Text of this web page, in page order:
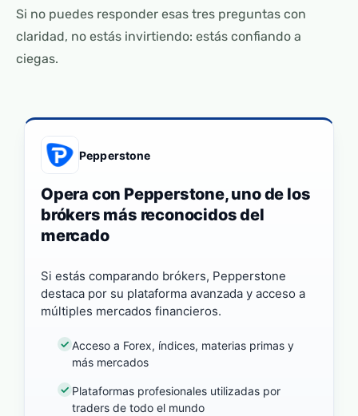
Si no puedes responder esas tres preguntas con
claridad, no estás invirtiendo: estás confiando a
ciegas.
Pepperstone
Opera con Pepperstone, uno de los
brókers más reconocidos del
mercado
Si estás comparando brókers, Pepperstone
destaca por su plataforma avanzada y acceso a
múltiples mercados financieros.
Acceso a Forex, índices, materias primas y
más mercados
Plataformas profesionales utilizadas por
traders de todo el mundo